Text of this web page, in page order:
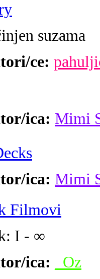
suzama
ce:
ica: Mimi
ica: Mimi
Filmovi
I - ∞
ica:
_Oz